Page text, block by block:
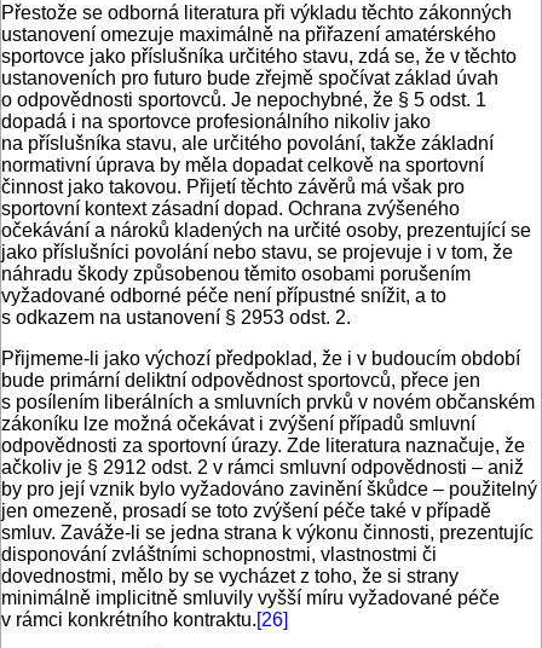
Přestože se odborná literatura při výkladu těchto zákonných
ustanovení omezuje maximálně na přiřazení amatérského
sportovce jako příslušníka určitého stavu, zdá se, že v těchto
ustanoveních pro futuro bude zřejmě spočívat základ úvah
o odpovědnosti sportovců. Je nepochybné, že § 5 odst. 1
dopadá i na sportovce profesionálního nikoliv jako
na příslušníka stavu, ale určitého povolání, takže základní
normativní úprava by měla dopadat celkově na sportovní
činnost jako takovou. Přijetí těchto závěrů má však pro
sportovní kontext zásadní dopad. Ochrana zvýšeného
očekávání a nároků kladených na určité osoby, prezentující se
jako příslušníci povolání nebo stavu, se projevuje i v tom, že
náhradu škody způsobenou těmito osobami porušením
vyžadované odborné péče není přípustné snížit, a to
s odkazem na ustanovení § 2953 odst. 2.
Přijmeme-li jako výchozí předpoklad, že i v budoucím období
bude primární deliktní odpovědnost sportovců, přece jen
s posílením liberálních a smluvních prvků v novém občanském
zákoníku lze možná očekávat i zvýšení případů smluvní
odpovědnosti za sportovní úrazy. Zde literatura naznačuje, že
ačkoliv je § 2912 odst. 2 v rámci smluvní odpovědnosti – aniž
by pro její vznik bylo vyžadováno zavinění škůdce – použitelný
jen omezeně, prosadí se toto zvýšení péče také v případě
smluv. Zaváže-li se jedna strana k výkonu činnosti, prezentujíc
disponování zvláštními schopnostmi, vlastnostmi či
dovednostmi, mělo by se vycházet z toho, že si strany
minimálně implicitně smluvily vyšší míru vyžadované péče
v rámci konkrétního kontraktu.[26]